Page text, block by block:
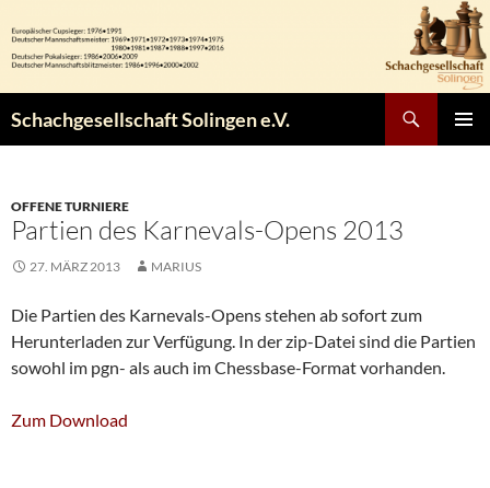
Inhalt
springen
Schachgesellschaft Solingen e.V.
OFFENE TURNIERE
Partien des Karnevals-Opens 2013
27. MÄRZ 2013 MARIUS
Die Partien des Karnevals-Opens stehen ab sofort zum
Herunterladen zur Verfügung. In der zip-Datei sind die Partien
sowohl im pgn- als auch im Chessbase-Format vorhanden.
Zum Download